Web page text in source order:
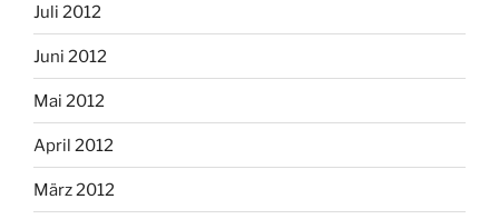
Juli 2012
Juni 2012
Mai 2012
April 2012
März 2012